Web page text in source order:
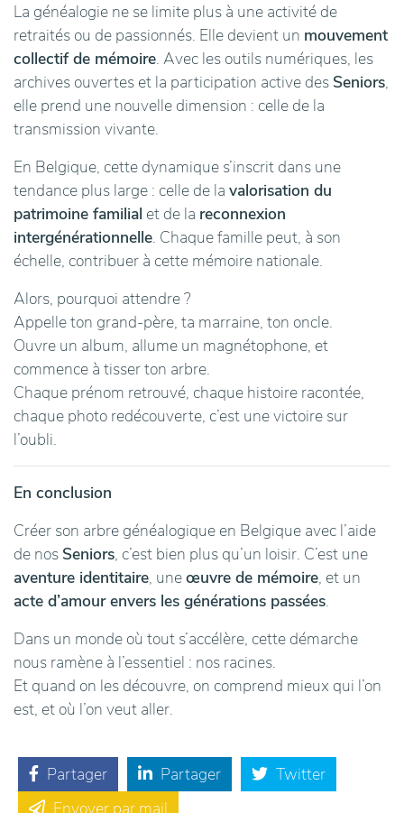
La généalogie ne se limite plus à une activité de
retraités ou de passionnés. Elle devient un mouvement
collectif de mémoire. Avec les outils numériques, les
archives ouvertes et la participation active des Seniors,
elle prend une nouvelle dimension : celle de la
transmission vivante.
En Belgique, cette dynamique s’inscrit dans une
tendance plus large : celle de la valorisation du
patrimoine familial et de la reconnexion
intergénérationnelle. Chaque famille peut, à son
échelle, contribuer à cette mémoire nationale.
Alors, pourquoi attendre ?
Appelle ton grand-père, ta marraine, ton oncle.
Ouvre un album, allume un magnétophone, et
commence à tisser ton arbre.
Chaque prénom retrouvé, chaque histoire racontée,
chaque photo redécouverte, c’est une victoire sur
l’oubli.
En conclusion
Créer son arbre généalogique en Belgique avec l’aide
de nos Seniors, c’est bien plus qu’un loisir. C’est une
aventure identitaire, uneœuvre de mémoire, et un
acte d’amour envers les générations passées.
Dans un monde où tout s’accélère, cette démarche
nous ramène à l’essentiel : nos racines.
Et quand on les découvre, on comprend mieux qui l’on
est, et où l’on veut aller.
Partager Partager
Twitter